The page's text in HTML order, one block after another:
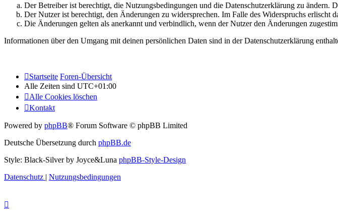
Der Betreiber ist berechtigt, die Nutzungsbedingungen und die Datenschutzerklärung zu
Der Nutzer ist berechtigt, den Änderungen zu widersprechen. Im Falle des Widerspruchs
Die Änderungen gelten als anerkannt und verbindlich, wenn der Nutzer den Änderungen
Informationen über den Umgang mit deinen persönlichen Daten sind in der Datenschutzerklärung
Startseite Foren-Übersicht
Alle Zeiten sind UTC+01:00
Alle Cookies löschen
Kontakt
Powered by phpBB® Forum Software © phpBB Limited
Deutsche Übersetzung durch phpBB.de
Style: Black-Silver by Joyce&Luna phpBB-Style-Design
Datenschutz | Nutzungsbedingungen